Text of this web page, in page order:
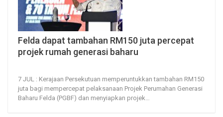
Felda dapat tambahan RM150 juta percepat
projek rumah generasi baharu
7 JUL : Kerajaan Persekutuan memperuntukkan tambahan RM150
juta bagi mempercepat pelaksanaan Projek Perumahan Generasi
Baharu Felda (PGBF) dan menyiapkan projek